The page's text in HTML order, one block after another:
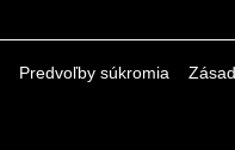
Predvoľby súkromia